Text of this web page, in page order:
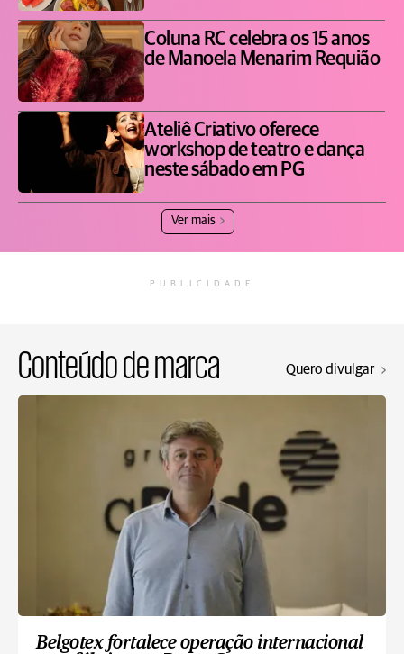
Coluna RC celebra os 15 anos
de Manoela Menarim Requião
Ateliê Criativo oferece
workshop de teatro e dança
neste sábado em PG
Ver mais
PUBLICIDADE
Conteúdo de marca Quero divulgar
Belgotex fortalece operação internacional